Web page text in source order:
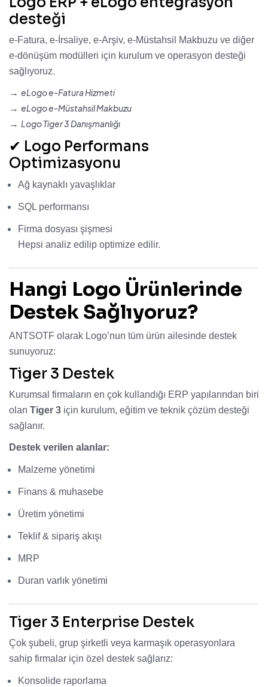
desteği
e-Fatura, e-İrsaliye, e-Arşiv, e-Müstahsil Makbuzu ve diğer
e-dönüşüm modülleri için kurulum ve operasyon desteği
sağlıyoruz.
→ eLogo e-Fatura Hizmeti
→ eLogo e-Müstahsil Makbuzu
→ Logo Tiger 3 Danışmanlığı
✔ Logo Performans
Optimizasyonu
Ağ kaynaklı yavaşlıklar
SQL performansı
Firma dosyası şişmesi
Hepsi analiz edilip optimize edilir.
Hangi Logo Ürünlerinde
Destek Sağlıyoruz?
ANTSOTF olarak Logo’nun tüm ürün ailesinde destek
sunuyoruz:
Tiger 3 Destek
Kurumsal firmaların en çok kullandığı ERP yapılarından biri
olan Tiger 3 için kurulum, eğitim ve teknik çözüm desteği
sağlanır.
Destek verilen alanlar:
Malzeme yönetimi
Finans & muhasebe
Üretim yönetimi
Teklif & sipariş akışı
MRP
Duran varlık yönetimi
Tiger 3 Enterprise Destek
Çok şubeli, grup şirketli veya karmaşık operasyonlara
sahip firmalar için özel destek sağlarız:
Konsolide raporlama